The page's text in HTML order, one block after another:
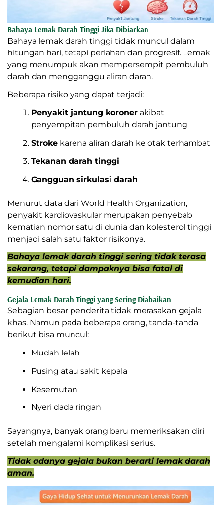
Bahaya Lemak Darah Tinggi Jika Dibiarkan
Bahaya lemak darah tinggi tidak muncul dalam
hitungan hari, tetapi perlahan dan progresif. Lemak
yang menumpuk akan mempersempit pembuluh
darah dan mengganggu aliran darah.
Beberapa risiko yang dapat terjadi:
Penyakit jantung koroner akibat
penyempitan pembuluh darah jantung
Stroke karena aliran darah ke otak terhambat
Tekanan darah tinggi
Gangguan sirkulasi darah
Menurut data dari World Health Organization,
penyakit kardiovaskular merupakan penyebab
kematian nomor satu di dunia dan kolesterol tinggi
menjadi salah satu faktor risikonya.
Bahaya lemak darah tinggi sering tidak terasa
sekarang, tetapi dampaknya bisa fatal di
kemudian hari.
Gejala Lemak Darah Tinggi yang Sering Diabaikan
Sebagian besar penderita tidak merasakan gejala
khas. Namun pada beberapa orang, tanda-tanda
berikut bisa muncul:
Mudah lelah
Pusing atau sakit kepala
Kesemutan
Nyeri dada ringan
Sayangnya, banyak orang baru memeriksakan diri
setelah mengalami komplikasi serius.
Tidak adanya gejala bukan berarti lemak darah
aman.